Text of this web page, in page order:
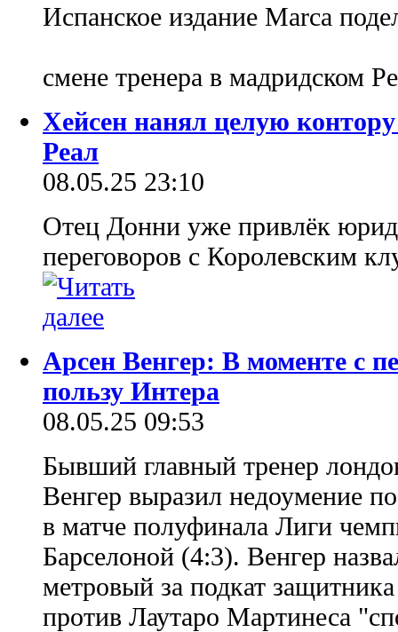
Испанское издание Marca
смене тренера в мадридском
Хейсен нанял целую
Реал
08.05.25 23:10
Отец Донни уже привлёк
переговоров с Королевским
Арсен Венгер: В моменте с
пользу Интера
08.05.25 09:53
Бывший главный тренер
Венгер выразил недоумение
в матче полуфинала Лиги
Барселоной (4:3). Венгер
метровый за подкат
против Лаутаро Мартинеса